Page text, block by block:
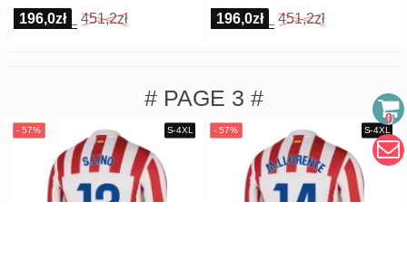
196,0zł 451,2zł 196,0zł 451,2zł
# PAGE 3 #